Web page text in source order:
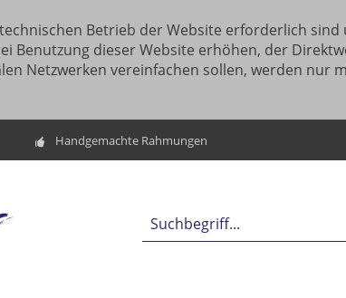
Betrieb der Website erforderlich sind
Benutzung dieser Website erhöhen, der
Netzwerken vereinfachen sollen, werden nur
Handgemachte Rahmungen